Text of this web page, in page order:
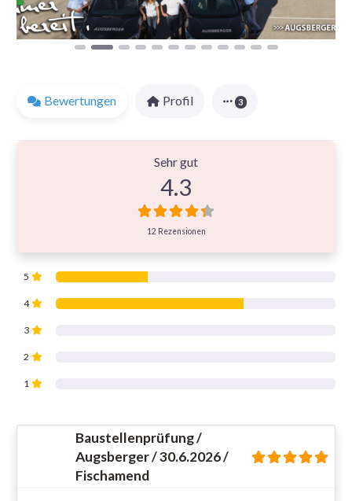
Bewertungen Profil 3
Sehr gut
4.3
12 Rezensionen
5
4
3
2
1
Baustellenprüfung /
Augsberger / 30.6.2026 /
Fischamend